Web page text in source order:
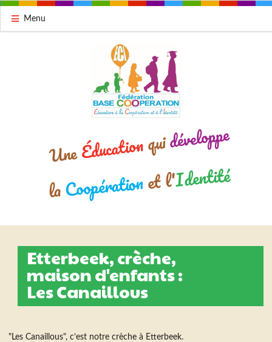
UneÉducationquidéveloppe
laCoopérationet l'Identité
Menu
Etterbeek, crèche,
maison d'enfants :
Les Canaillous
"Les Canaillous", c’est notre crèche à Etterbeek.